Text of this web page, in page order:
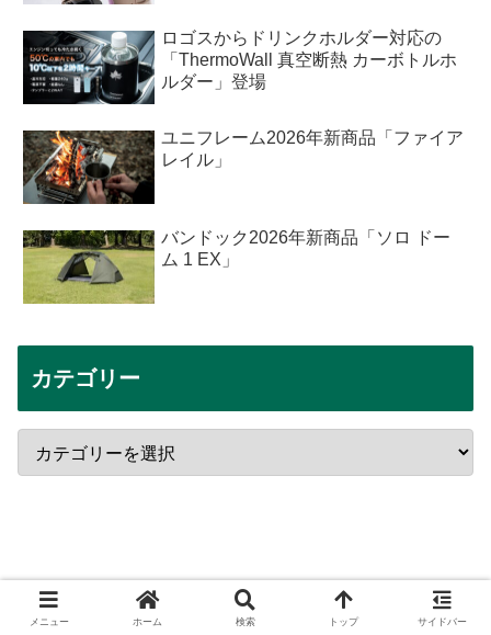
ロゴスからドリンクホルダー対応の
「ThermoWall 真空断熱 カーボトルホ
ルダー」登場
ユニフレーム2026年新商品「ファイア
レイル」
バンドック2026年新商品「ソロ ドー
ム 1 EX」
カテゴリー
メニュー ホーム 検索 トップ サイドバー